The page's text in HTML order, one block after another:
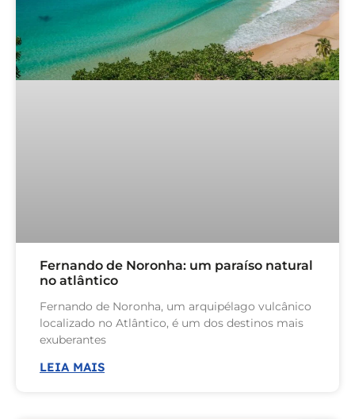
Fernando de Noronha: um paraíso natural
no atlântico
Fernando de Noronha, um arquipélago vulcânico
localizado no Atlântico, é um dos destinos mais
exuberantes
LEIA MAIS